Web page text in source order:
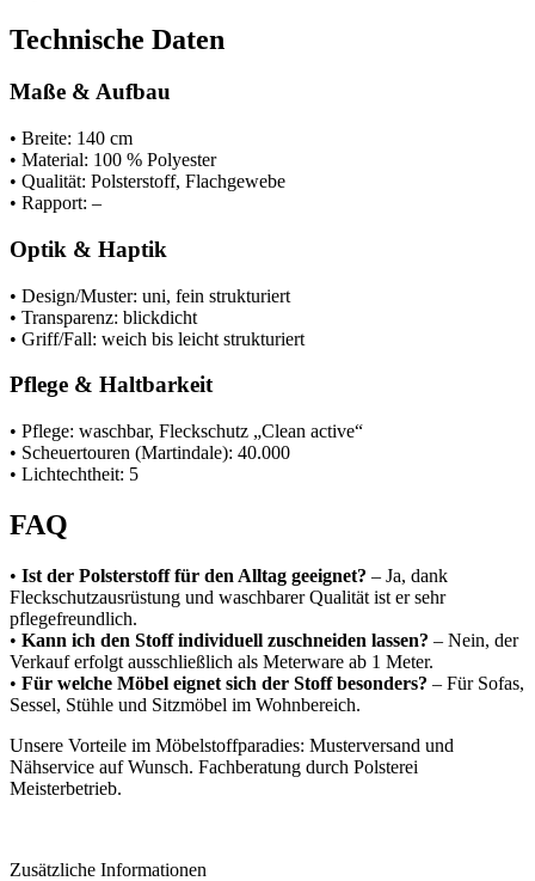
Technische Daten
Maße & Aufbau
• Breite: 140 cm
• Material: 100 % Polyester
• Qualität: Polsterstoff, Flachgewebe
• Rapport: –
Optik & Haptik
• Design/Muster: uni, fein strukturiert
• Transparenz: blickdicht
• Griff/Fall: weich bis leicht strukturiert
Pflege & Haltbarkeit
• Pflege: waschbar, Fleckschutz „Clean active“
• Scheuertouren (Martindale): 40.000
• Lichtechtheit: 5
FAQ
• Ist der Polsterstoff für den Alltag geeignet? – Ja, dank
Fleckschutzausrüstung und waschbarer Qualität ist er sehr
pflegefreundlich.
• Kann ich den Stoff individuell zuschneiden lassen? – Nein, der
Verkauf erfolgt ausschließlich als Meterware ab 1 Meter.
• Für welche Möbel eignet sich der Stoff besonders? – Für Sofas,
Sessel, Stühle und Sitzmöbel im Wohnbereich.
Unsere Vorteile im Möbelstoffparadies: Musterversand und
Nähservice auf Wunsch. Fachberatung durch Polsterei
Meisterbetrieb.
Zusätzliche Informationen